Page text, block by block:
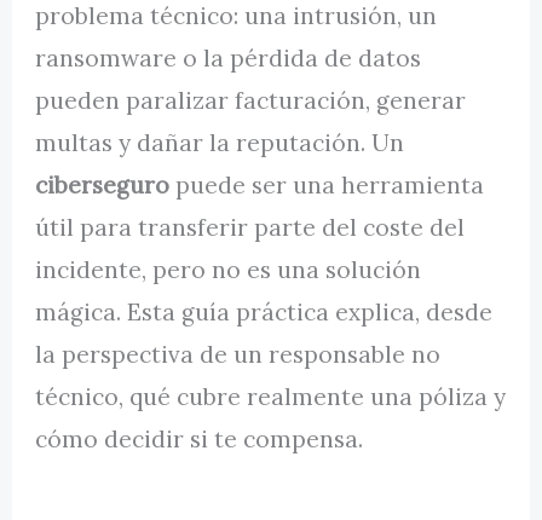
problema técnico: una intrusión, un
ransomware o la pérdida de datos
pueden paralizar facturación, generar
multas y dañar la reputación. Un
ciberseguro puede ser una herramienta
útil para transferir parte del coste del
incidente, pero no es una solución
mágica. Esta guía práctica explica, desde
la perspectiva de un responsable no
técnico, qué cubre realmente una póliza y
cómo decidir si te compensa.